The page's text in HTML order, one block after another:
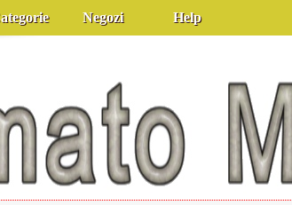
Negozi Help